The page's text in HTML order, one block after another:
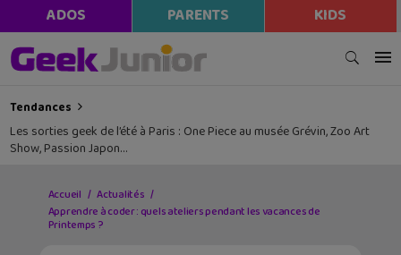
ADOS PARENTS KIDS
Tendances
Les sorties geek de l’été à Paris : One Piece au musée Grévin, Zoo Art
Show, Passion Japon…
Accueil
Actualités
Apprendre à coder : quels ateliers pendant les vacances de
Printemps ?